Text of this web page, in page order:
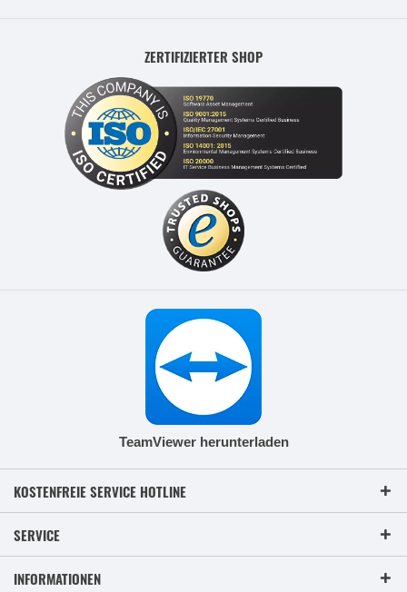
ZERTIFIZIERTER SHOP
TeamViewer herunterladen
KOSTENFREIE SERVICE HOTLINE
SERVICE
INFORMATIONEN